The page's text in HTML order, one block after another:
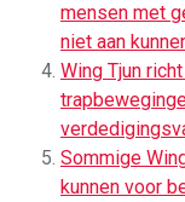
mensen met
niet aan
Wing Tjun
Sommige
kunnen voor